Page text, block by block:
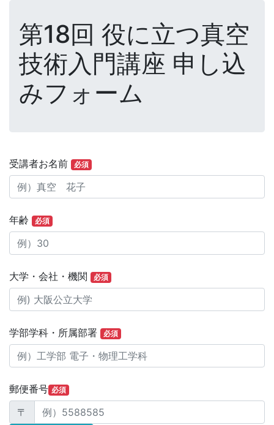
第18回 役に立つ真空
技術入門講座 申し込
みフォーム
受講者お名前 必須
年齢 必須
大学・会社・機関 必須
学部学科・所属部署 必須
郵便番号 必須
〒